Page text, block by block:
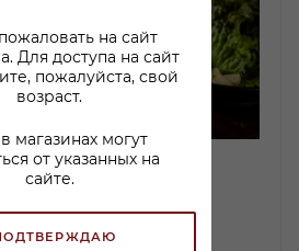
на сайт
Для доступа на сайт
пожалуйста, свой
возраст.
магазинах могут
от указанных на
сайте.и чем он